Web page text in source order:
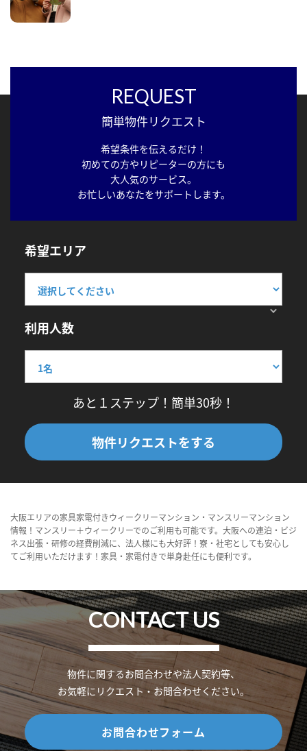
REQUEST
簡単物件リクエスト
希望条件を伝えるだけ！
初めての方やリピーターの方にも
大人気のサービス。
お忙しいあなたをサポートします。
希望エリア
利用人数
あと１ステップ！簡単30秒！
物件リクエストをする
大阪エリアの家具家電付きウィークリーマンション・マンスリーマンション
情報！マンスリー＋ウィークリーでのご利用も可能です。大阪への連泊・ビジ
ネス出張・研修の経費削減に、法人様にも大好評！寮・社宅としても安心し
てご利用いただけます！家具・家電付きで単身赴任にも便利です。
CONTACT US
物件に関するお問合わせや法人契約等、
お気軽にリクエスト・お問合わせください。
お問合わせフォーム